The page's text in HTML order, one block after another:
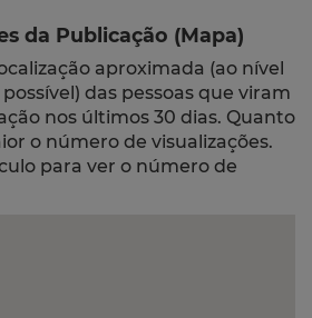
da Publicação (Mapa)
aproximada (ao nível
das pessoas que viram
nos últimos 30 dias. Quanto
o número de visualizações.
para ver o número de